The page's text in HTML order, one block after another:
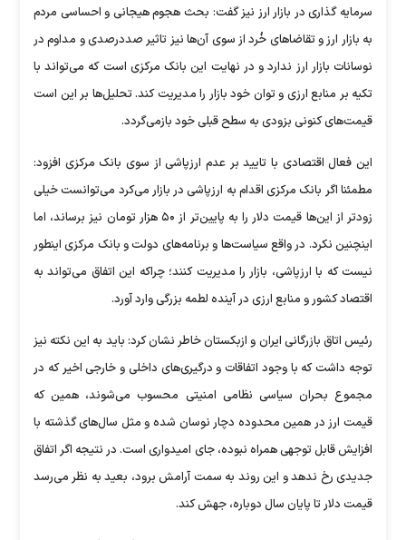
سرمایه گذاری در بازار ارز نیز گفت: بحث هجوم هیجانی و احساسی مردم
به بازار ارز و تقاضا‌های خُرد از سوی آن‌ها نیز تاثیر صددرصدی و مداوم در
نوسانات بازار ارز ندارد و در نهایت این بانک مرکزی است که می‌تواند با
تکیه بر منابع ارزی و توان خود بازار را مدیریت کند. تحلیل‌ها بر این است
قیمت‌های کنونی بزودی به سطح قبلی خود بازمی‌گردد.
این فعال اقتصادی با تایید بر عدم ارزپاشی از سوی بانک مرکزی افزود:
مطمئنا اگر بانک مرکزی اقدام به ارزپاشی در بازار می‌کرد می‌توانست خیلی
زودتر از این‌ها قیمت دلار را به پایین‌تر از ۵۰ هزار تومان نیز برساند، اما
اینچنین نکرد. در واقع سیاست‌ها و برنامه‌های دولت و بانک مرکزی اینطور
نیست که با ارزپاشی، بازار را مدیریت کنند؛ چراکه این اتفاق می‌تواند به
اقتصاد کشور و منابع ارزی در آینده لطمه بزرگی وارد آورد.
رئیس اتاق بازرگانی ایران و ازبکستان خاطر نشان کرد: باید به این نکته نیز
توجه داشت که با وجود اتفاقات و درگیری‌های داخلی و خارجی اخیر که در
مجموع بحران سیاسی نظامی امنیتی محسوب می‌شوند، همین که
قیمت ارز در همین محدوده دچار نوسان شده و مثل سال‌های گذشته با
افزایش قابل توجهی همراه نبوده، جای امیدواری است. در نتیجه اگر اتفاق
جدیدی رخ ندهد و این روند به سمت آرامش برود، بعید به نظر می‌رسد
قیمت دلار تا پایان سال دوباره، جهش کند.